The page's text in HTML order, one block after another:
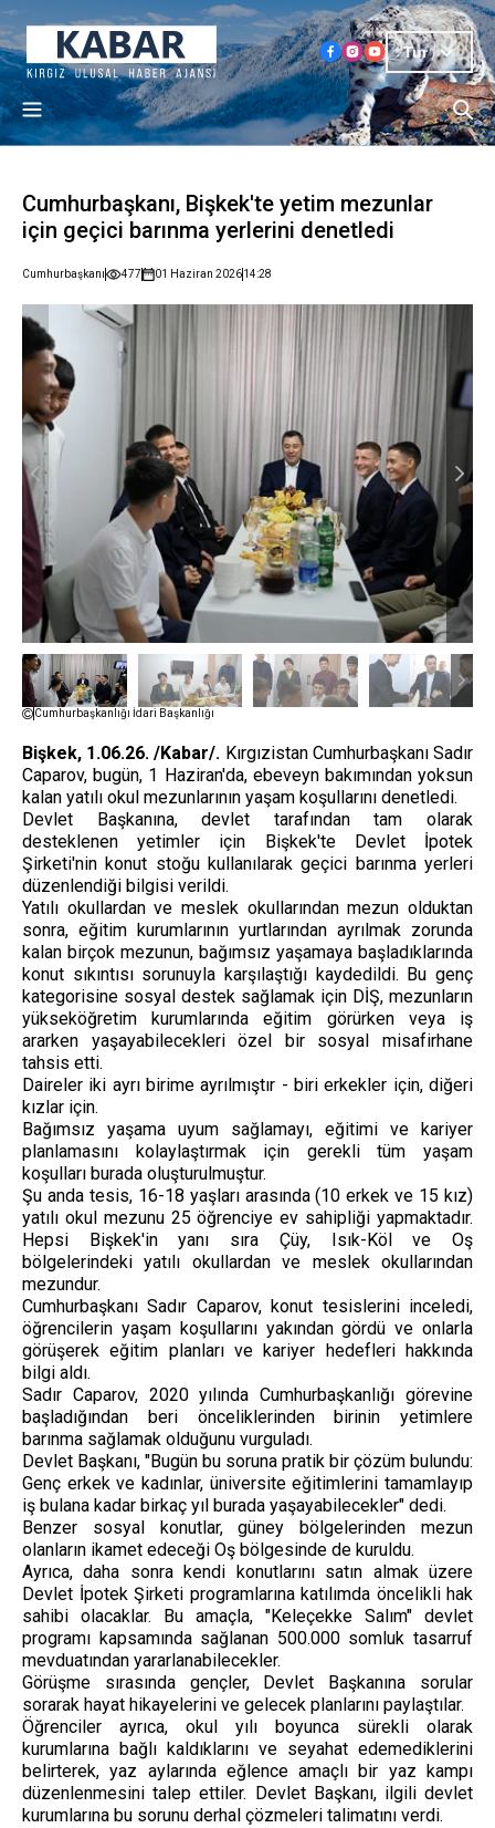
Tur
Cumhurbaşkanı, Bişkek'te yetim mezunlar
için geçici barınma yerlerini denetledi
Cumhurbaşkanı 477 01 Haziran 202614:28
Cumhurbaşkanlığı İdari Başkanlığı
Bişkek, 1.06.26. /Kabar/. Kırgızistan Cumhurbaşkanı Sadır
Caparov, bugün, 1 Haziran'da, ebeveyn bakımından yoksun
kalan yatılı okul mezunlarının yaşam koşullarını denetledi.
Devlet Başkanına, devlet tarafından tam olarak
desteklenen yetimler için Bişkek'te Devlet İpotek
Şirketi'nin konut stoğu kullanılarak geçici barınma yerleri
düzenlendiği bilgisi verildi.
Yatılı okullardan ve meslek okullarından mezun olduktan
sonra, eğitim kurumlarının yurtlarından ayrılmak zorunda
kalan birçok mezunun, bağımsız yaşamaya başladıklarında
konut sıkıntısı sorunuyla karşılaştığı kaydedildi. Bu genç
kategorisine sosyal destek sağlamak için DİŞ, mezunların
yükseköğretim kurumlarında eğitim görürken veya iş
ararken yaşayabilecekleri özel bir sosyal misafirhane
tahsis etti.
Daireler iki ayrı birime ayrılmıştır - biri erkekler için, diğeri
kızlar için.
Bağımsız yaşama uyum sağlamayı, eğitimi ve kariyer
planlamasını kolaylaştırmak için gerekli tüm yaşam
koşulları burada oluşturulmuştur.
Şu anda tesis, 16-18 yaşları arasında (10 erkek ve 15 kız)
yatılı okul mezunu 25 öğrenciye ev sahipliği yapmaktadır.
Hepsi Bişkek'in yanı sıra Çüy, Isık-Köl ve Oş
bölgelerindeki yatılı okullardan ve meslek okullarından
mezundur.
Cumhurbaşkanı Sadır Caparov, konut tesislerini inceledi,
öğrencilerin yaşam koşullarını yakından gördü ve onlarla
görüşerek eğitim planları ve kariyer hedefleri hakkında
bilgi aldı.
Sadır Caparov, 2020 yılında Cumhurbaşkanlığı görevine
başladığından beri önceliklerinden birinin yetimlere
barınma sağlamak olduğunu vurguladı.
Devlet Başkanı, "Bugün bu soruna pratik bir çözüm bulundu:
Genç erkek ve kadınlar, üniversite eğitimlerini tamamlayıp
iş bulana kadar birkaç yıl burada yaşayabilecekler" dedi.
Benzer sosyal konutlar, güney bölgelerinden mezun
olanların ikamet edeceği Oş bölgesinde de kuruldu.
Ayrıca, daha sonra kendi konutlarını satın almak üzere
Devlet İpotek Şirketi programlarına katılımda öncelikli hak
sahibi olacaklar. Bu amaçla, "Keleçekke Salım" devlet
programı kapsamında sağlanan 500.000 somluk tasarruf
mevduatından yararlanabilecekler.
Görüşme sırasında gençler, Devlet Başkanına sorular
sorarak hayat hikayelerini ve gelecek planlarını paylaştılar.
Öğrenciler ayrıca, okul yılı boyunca sürekli olarak
kurumlarına bağlı kaldıklarını ve seyahat edemediklerini
belirterek, yaz aylarında eğlence amaçlı bir yaz kampı
düzenlenmesini talep ettiler. Devlet Başkanı, ilgili devlet
kurumlarına bu sorunu derhal çözmeleri talimatını verdi.